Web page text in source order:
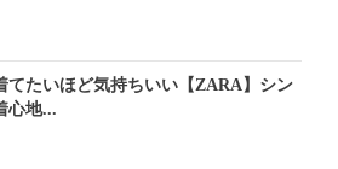
てたいほど気持ちいい【ZARA】シン
心地...